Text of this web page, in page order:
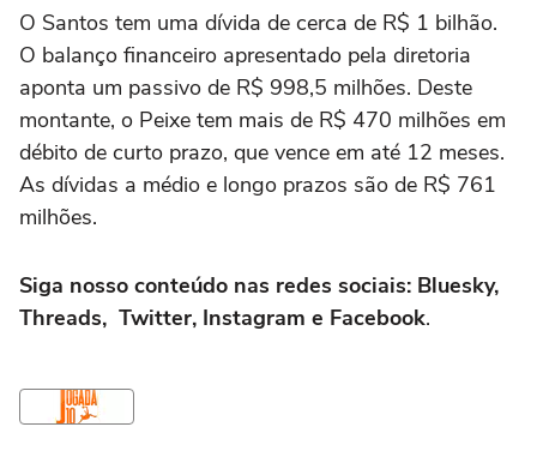
O Santos tem uma dívida de cerca de R$ 1 bilhão.
O balanço financeiro apresentado pela diretoria
aponta um passivo de R$ 998,5 milhões. Deste
montante, o Peixe tem mais de R$ 470 milhões em
débito de curto prazo, que vence em até 12 meses.
As dívidas a médio e longo prazos são de R$ 761
milhões.
Siga nosso conteúdo nas redes sociais: Bluesky,
Threads, Twitter, Instagram e Facebook.